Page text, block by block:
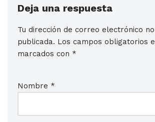
Deja una respuesta
Tu dirección de correo electrónico
publicada. Los campos obligatorios
marcados con *
Nombre *